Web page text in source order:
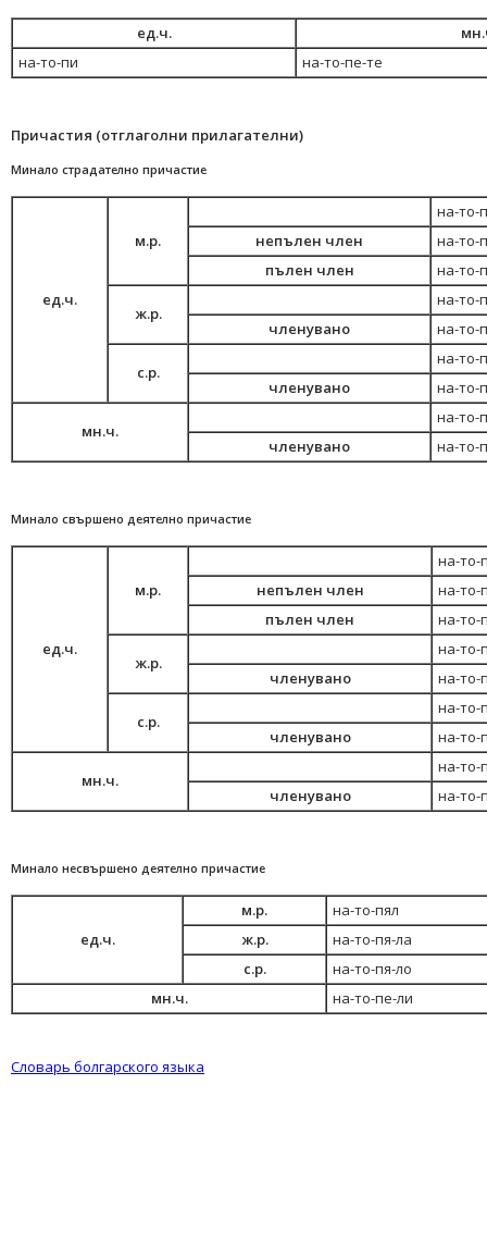
ед.ч.
на-то-пи
на-то-пе-те
Причастия (отглаголни прилагателни)
Минало страдателно причастие
ед.ч.
м.р.
на-то-
непълен член
на-то-
пълен член
на-то-
ж.р.
на-то-
членувано
на-то-
с.р.
на-то-
членувано
на-то-
мн.ч.
на-то-
членувано
на-то-
Минало свършено деятелно причастие
ед.ч.
м.р.
на-то-
непълен член
на-то-
пълен член
на-то-
ж.р.
на-то-
членувано
на-то-
с.р.
на-то-
членувано
на-то-
мн.ч.
на-то-
членувано
на-то-
Минало несвършено деятелно причастие
ед.ч.
м.р.
на-то-пял
ж.р.
на-то-пя-ла
с.р.
на-то-пя-ло
мн.ч.
на-то-пе-ли
Словарь болгарского языка